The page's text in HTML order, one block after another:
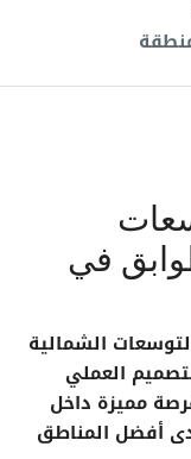
6 أكتوبر | 4 طوابق في
الشمالية
العملي
مميزة داخل
أفضل المناطق